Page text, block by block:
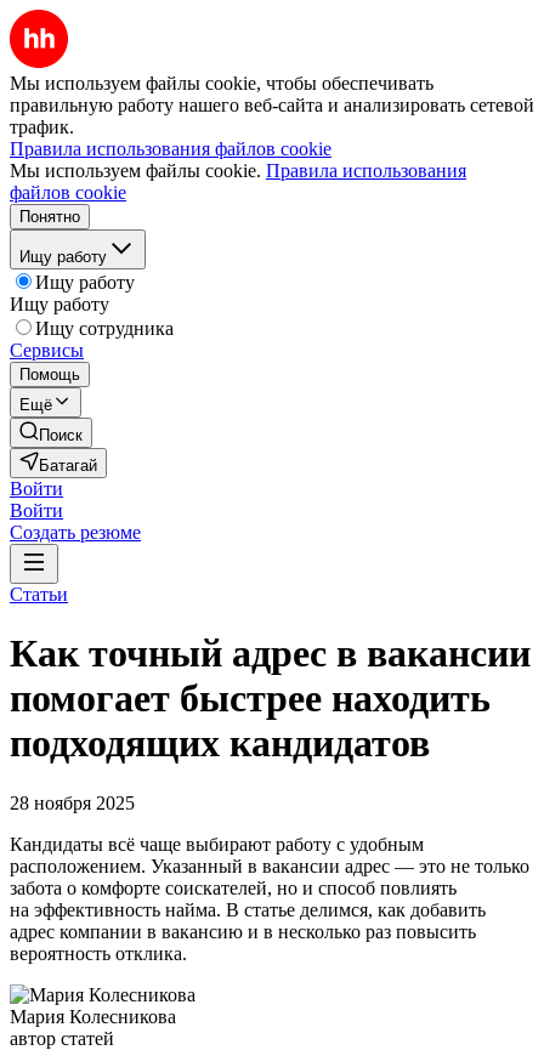
Мы используем файлы cookie, чтобы обеспечивать
правильную работу нашего веб-сайта и анализировать сетевой
трафик.
Правила использования файлов cookie
Мы используем файлы cookie. Правила использования
файлов cookie
Понятно
Ищу работу
Ищу работу
Ищу работу
Ищу сотрудника
Сервисы
Помощь
Ещё
Поиск
Батагай
Войти
Войти
Создать резюме
Статьи
Как точный адрес в вакансии
помогает быстрее находить
подходящих кандидатов
28 ноября 2025
Кандидаты всё чаще выбирают работу с удобным
расположением. Указанный в вакансии адрес — это не только
забота о комфорте соискателей, но и способ повлиять
на эффективность найма. В статье делимся, как добавить
адрес компании в вакансию и в несколько раз повысить
вероятность отклика.
Мария Колесникова
автор статей